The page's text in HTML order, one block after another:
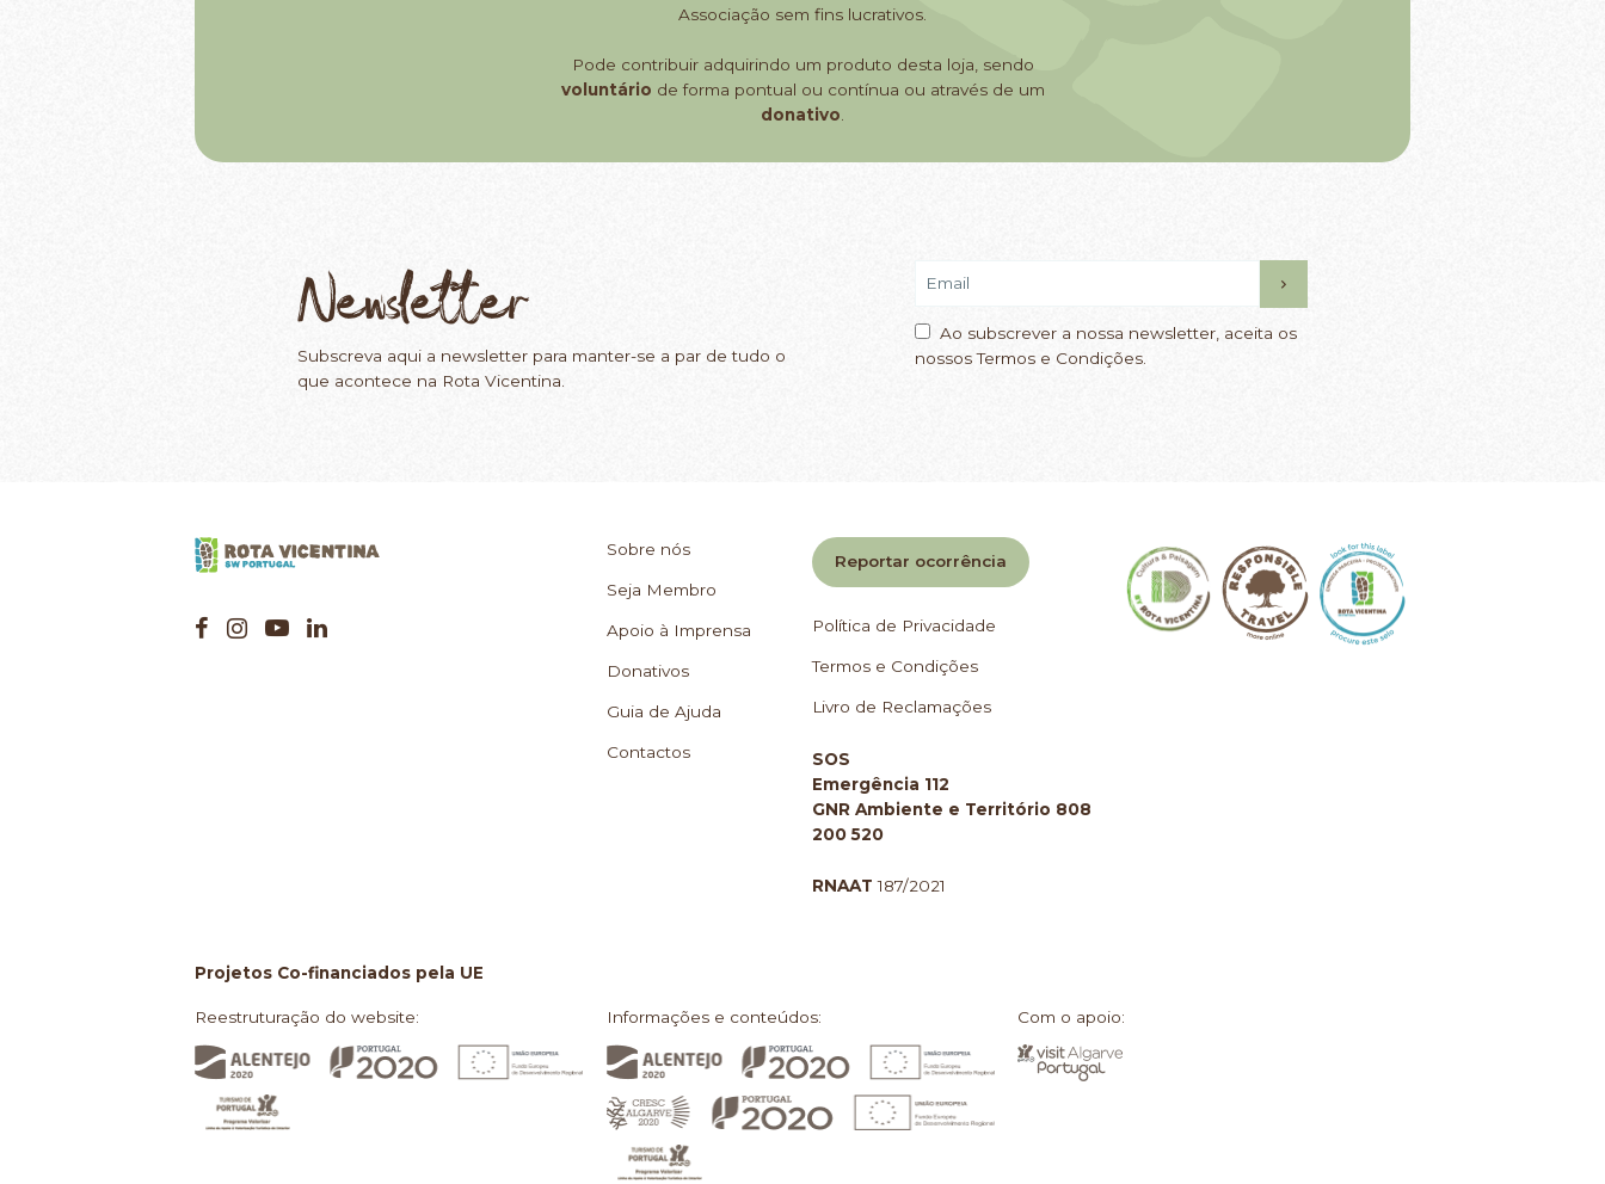
Associação sem fins lucrativos.
Pode contribuir adquirindo um produto desta loja, sendo
voluntário de forma pontual ou contínua ou através de um
donativo
Newsletter
Subscreva aqui a newsletter para manter-se a par de tudo o
que acontece na Rota Vicentina.
Ao subscrever a nossa newsletter, aceita os
nossos Termos e Condições.
Sobre nós
Seja Membro
Apoio à Imprensa
Donativos
Guia de Ajuda
Contactos
Reportar ocorrência
Política de Privacidade
Termos e Condições
Livro de Reclamações
SOS
Emergência 112
GNR Ambiente e Território 808
200 520
RNAAT 187/2021
Projetos Co-financiados pela UE
Reestruturação do website: Informações e conteúdos: Com o apoio: